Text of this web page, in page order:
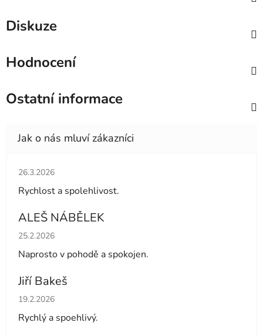
Diskuze
Hodnocení
Ostatní informace
Hodnocení obchodu je 5 z 5 hvězdiček.
26.3.2026
Rychlost a spolehlivost.
ALEŠ NÁBĚLEK
Hodnocení obchodu je 5 z 5 hvězdiček.
25.2.2026
Naprosto v pohodě a spokojen.
Jiří Bakeš
Hodnocení obchodu je 5 z 5 hvězdiček.
19.2.2026
Rychlý a spoehlivý.